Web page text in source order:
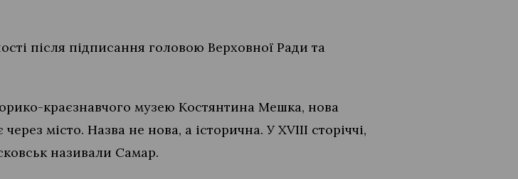
після підписання головою Верховної Ради та
краєзнавчого музею Костянтина Мешка, нова
місто. Назва не нова, а історична. У XVIII сторіччі,
називали Самар.